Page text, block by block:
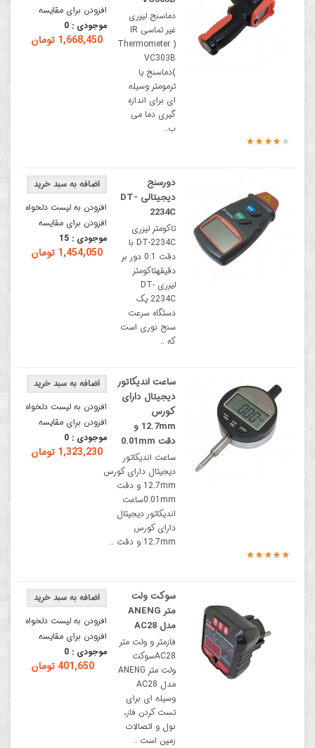
افزودن برای مقایسه
موجودی : 0
1,668,450 تومان
دماسنج لیزری
غیر تماسی IR
Thermometer )
VC303B
)دماسنج یا
ترمومتر وسیله
ای برای اندازه
گیری دما می
ب..
افزودن به لیست دلخواه
افزودن برای مقایسه
موجودی : 15
1,454,050 تومان
دورسنج
دیجیتالی DT-
2234C
تاکومتر لیزری
DT-2234C با
دقت 0.1 دور بر
دقیقهتاکومتر
لیزری DT-
2234C یک
دستگاه سرعت
سنج نوری است
که ..
افزودن به لیست دلخواه
افزودن برای مقایسه
موجودی : 0
1,323,230 تومان
ساعت اندیکاتور
دیجیتال دارای
کورس
12.7mm و
دقت 0.01mm
ساعت اندیکاتور
دیجیتال دارای کورس
12.7mm و دقت
0.01mmساعت
اندیکاتور دیجیتال
دارای کورس
12.7mm و دقت ..
افزودن به لیست دلخواه
افزودن برای مقایسه
موجودی : 0
401,650 تومان
سوکت ولت
متر ANENG
مدل AC28
فازمتر و ولت متر
AC28سوکت
ولت متر ANENG
مدل AC28
وسیله ای برای
تست کردن فاز،
نول و اتصالات
زمین است ..